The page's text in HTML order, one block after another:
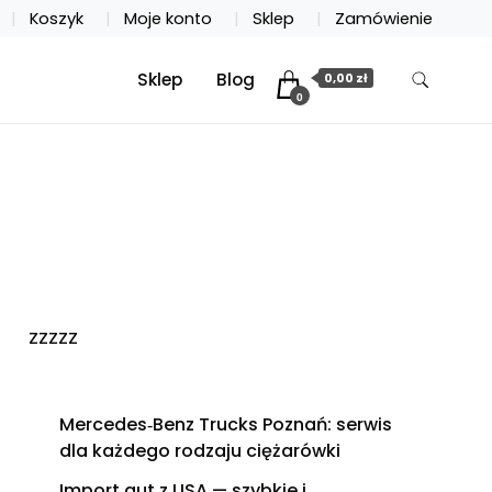
Koszyk Moje konto Sklep Zamówienie
Sklep Blog
0
0,00 zł
zzzzz
Mercedes‑Benz Trucks Poznań: serwis
dla każdego rodzaju ciężarówki